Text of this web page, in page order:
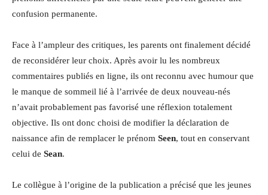
confusion permanente.
Face à l’ampleur des critiques, les parents ont finalement décidé
de reconsidérer leur choix. Après avoir lu les nombreux
commentaires publiés en ligne, ils ont reconnu avec humour que
le manque de sommeil lié à l’arrivée de deux nouveau-nés
n’avait probablement pas favorisé une réflexion totalement
objective. Ils ont donc choisi de modifier la déclaration de
naissance afin de remplacer le prénom Seen, tout en conservant
celui de Sean.
Le collègue à l’origine de la publication a précisé que les jeunes